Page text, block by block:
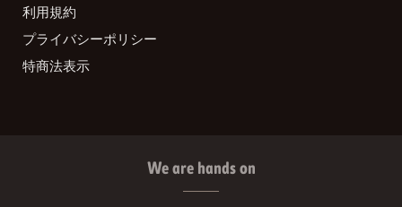
利用規約
プライバシーポリシー
特商法表示
We are hands on